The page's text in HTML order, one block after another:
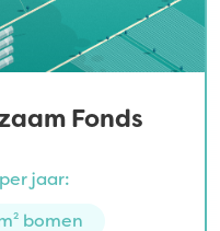
Fonds
jaar:
bomen